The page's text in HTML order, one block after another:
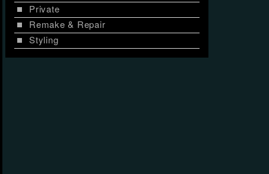
Private
Remake & Repair
Styling